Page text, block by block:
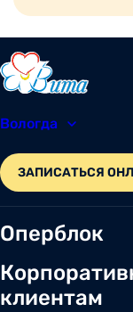
Вологда
ЗАПИСАТЬСЯ
Оперблок
клиентам